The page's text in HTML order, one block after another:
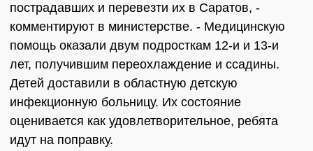
пострадавших и перевезти их в Саратов, -
комментируют в министерстве. - Медицинскую
помощь оказали двум подросткам 12-и и 13-и
лет, получившим переохлаждение и ссадины.
Детей доставили в областную детскую
инфекционную больницу. Их состояние
оценивается как удовлетворительное, ребята
идут на поправку.